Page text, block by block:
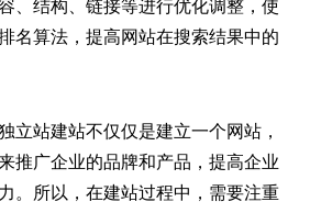
、结构、链接等进行优化调整，使
名算法，提高网站在搜索结果中的
站建站不仅仅是建立一个网站，
推广企业的品牌和产品，提高企业
。所以，在建站过程中，需要注重